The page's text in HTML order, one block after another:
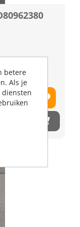
+
betere
Als je
diensten